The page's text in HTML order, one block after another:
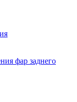
фар заднего